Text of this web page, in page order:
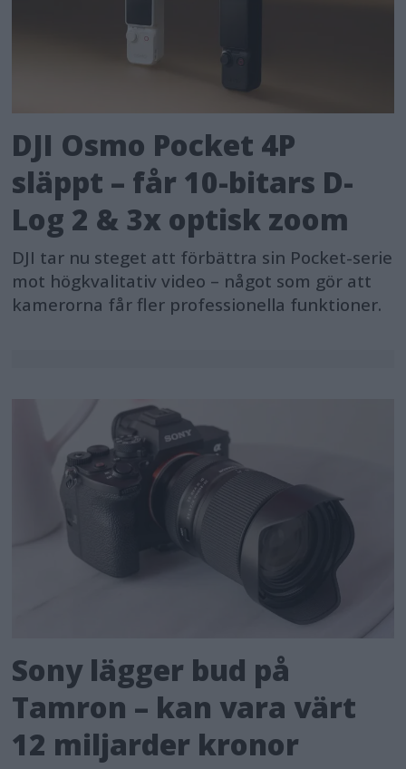
DJI Osmo Pocket 4P
släppt – får 10-bitars D-
Log 2 & 3x optisk zoom
DJI tar nu steget att förbättra sin Pocket-serie
mot högkvalitativ video – något som gör att
kamerorna får fler professionella funktioner.
Sony lägger bud på
Tamron – kan vara värt
12 miljarder kronor